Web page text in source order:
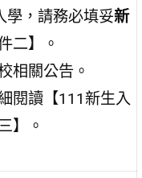
學，請務必填妥新
二】。
相關公告。
閱讀【111新生入
】。